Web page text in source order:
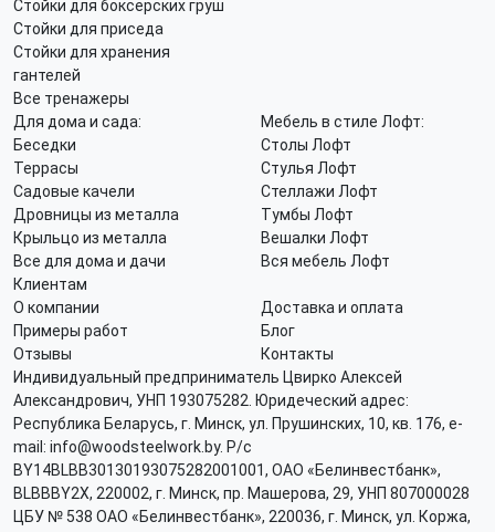
Стойки для боксерских груш
Стойки для приседа
Стойки для хранения
гантелей
Все тренажеры
Для дома и сада:
Беседки
Террасы
Садовые качели
Дровницы из металла
Крыльцо из металла
Все для дома и дачи
Мебель в стиле Лофт:
Столы Лофт
Стулья Лофт
Стеллажи Лофт
Тумбы Лофт
Вешалки Лофт
Вся мебель Лофт
Клиентам
О компании
Доставка и оплата
Примеры работ
Блог
Отзывы
Контакты
Индивидуальный предприниматель Цвирко Алексей
Александрович, УНП 193075282. Юридеческий адрес:
Республика Беларусь, г. Минск, ул. Прушинских, 10, кв. 176, e-
mail: info@woodsteelwork.by. Р/с
BY14BLBB30130193075282001001, ОАО «Белинвестбанк»,
BLBBBY2X, 220002, г. Минск, пр. Машерова, 29, УНП 807000028
ЦБУ № 538 ОАО «Белинвестбанк», 220036, г. Минск, ул. Коржа,